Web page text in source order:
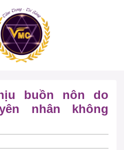
buồn nôn do
nhân không